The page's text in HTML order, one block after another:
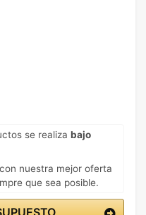
se realiza bajo
nuestra mejor oferta
que sea posible.